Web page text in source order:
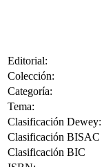
Editorial:
Colección:
Categoría:
Tema:
Clasificación Dewey:
Clasificación BISAC
Clasificación BIC